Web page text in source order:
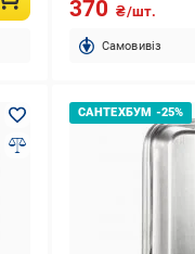
370 ₴/шт.
Cамовивіз